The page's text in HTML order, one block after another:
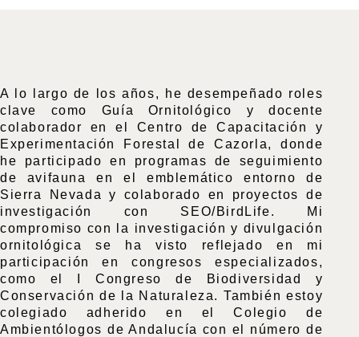
A lo largo de los años, he desempeñado roles
clave como Guía Ornitológico y docente
colaborador en el Centro de Capacitación y
Experimentación Forestal de Cazorla, donde
he participado en programas de seguimiento
de avifauna en el emblemático entorno de
Sierra Nevada y colaborado en proyectos de
investigación con SEO/BirdLife. Mi
compromiso con la investigación y divulgación
ornitológica se ha visto reflejado en mi
participación en congresos especializados,
como el I Congreso de Biodiversidad y
Conservación de la Naturaleza. También estoy
colegiado adherido en el Colegio de
Ambientólogos de Andalucía con el número de